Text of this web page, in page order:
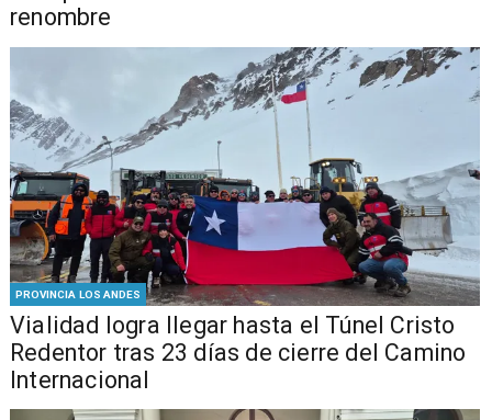
renombre
PROVINCIA LOS ANDES
Vialidad logra llegar hasta el Túnel Cristo
Redentor tras 23 días de cierre del Camino
Internacional